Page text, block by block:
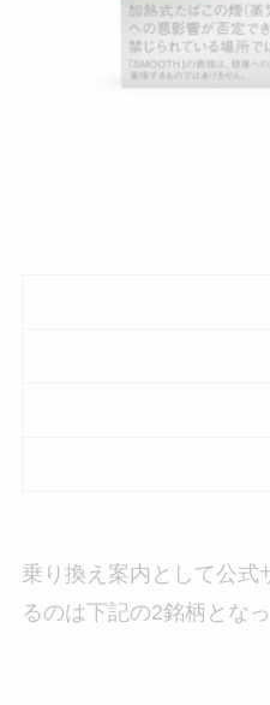
乗り換え案内として公式
るのは下記の2銘柄となっ